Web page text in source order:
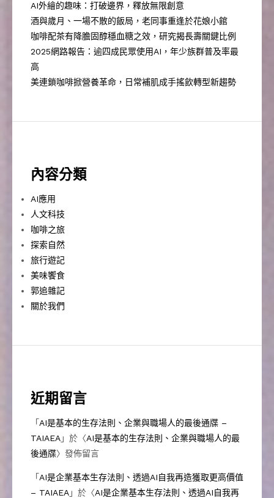
AI外繪的趣味：打破邊界，釋放無限創意
酒與歲月、一場不散的飯局，老同事重逢於花娘小館
咖啡配茶有降膽固醇穩血糖之效，研究揭長壽關鍵比例
2025網路報告：逾四成民眾使用AI，年少族群普及率最
高
美連鎖咖啡掀營養革命，日常補肌成手搖飲轉型新趨勢
內容分類
AI應用
人文科技
咖啡之旅
探索自然
旅行遊記
美味饗食
郭追雜記
關於我們
近期留言
「 AI是基本的生存法則、企業與職場人的最後通牒 –
TAIAEA」於〈AI是基本的生存法則、企業與職場人的最
後通牒〉發佈留言
「 AI是企業基本生存法則、透過AI自我再造獲取更高價值
– TAIAEA」於〈AI是企業基本生存法則、透過AI自我再